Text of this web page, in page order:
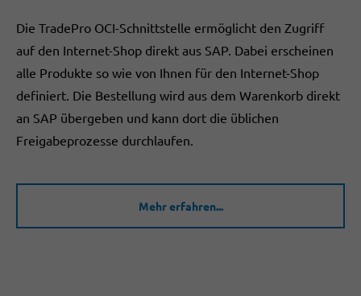
Die TradePro OCI-Schnittstelle ermöglicht den Zugriff
auf den Internet-Shop direkt aus SAP. Dabei erscheinen
alle Produkte so wie von Ihnen für den Internet-Shop
definiert. Die Bestellung wird aus dem Warenkorb direkt
an SAP übergeben und kann dort die üblichen
Freigabeprozesse durchlaufen.
Mehr erfahren...